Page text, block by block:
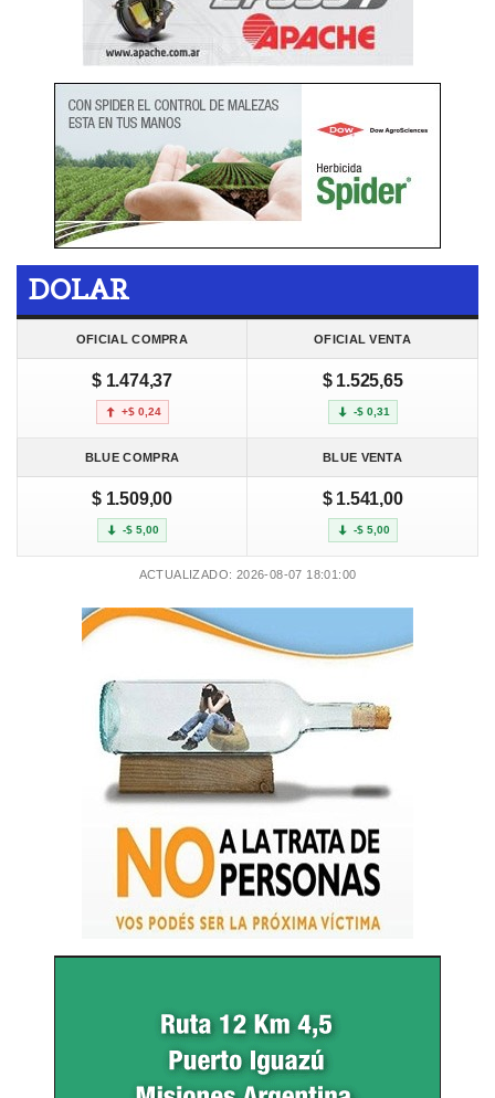
DOLAR
OFICIAL COMPRA OFICIAL VENTA
$ 1.474,37
+$ 0,24
$ 1.525,65
-$ 0,31
BLUE COMPRA BLUE VENTA
$ 1.509,00
-$ 5,00
$ 1.541,00
-$ 5,00
ACTUALIZADO: 2026-08-07 18:01:00